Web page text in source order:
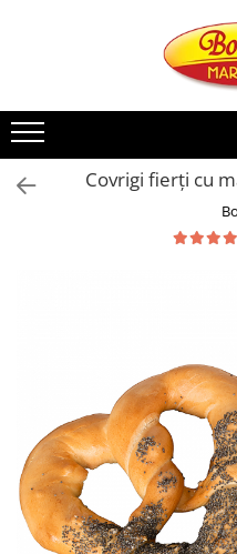
Noutati
Produse de post
Cozonac
Cozonac Casa Boromir
Cozonac Pricomigdala
Cozonac Magnum
Cozonac Vegan (de post)
Cozonac Collection
Cozo-Bun
Cozonac Cadou
Covrigi fierți cu